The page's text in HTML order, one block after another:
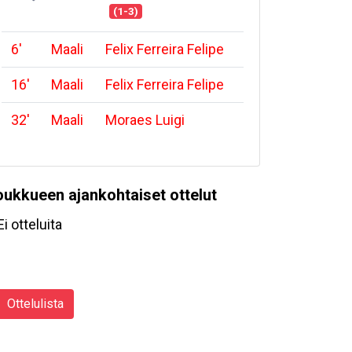
(1-3)
6' Maali Felix Ferreira Felipe
16' Maali Felix Ferreira Felipe
32' Maali Moraes Luigi
ajankohtaiset ottelut
otteluita
Ottelulista